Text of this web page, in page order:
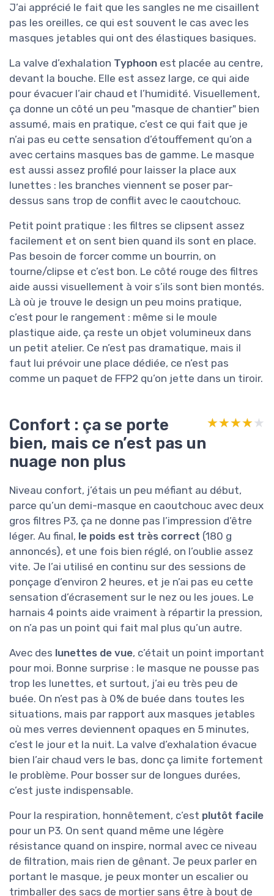
J’ai apprécié le fait que les sangles ne me cisaillent
pas les oreilles, ce qui est souvent le cas avec les
masques jetables qui ont des élastiques basiques.
La valve d’exhalation Typhoon est placée au centre,
devant la bouche. Elle est assez large, ce qui aide
pour évacuer l’air chaud et l’humidité. Visuellement,
ça donne un côté un peu "masque de chantier" bien
assumé, mais en pratique, c’est ce qui fait que je
n’ai pas eu cette sensation d’étouffement qu’on a
avec certains masques bas de gamme. Le masque
est aussi assez profilé pour laisser la place aux
lunettes : les branches viennent se poser par-
dessus sans trop de conflit avec le caoutchouc.
Petit point pratique : les filtres se clipsent assez
facilement et on sent bien quand ils sont en place.
Pas besoin de forcer comme un bourrin, on
tourne/clipse et c’est bon. Le côté rouge des filtres
aide aussi visuellement à voir s’ils sont bien montés.
Là où je trouve le design un peu moins pratique,
c’est pour le rangement : même si le moule
plastique aide, ça reste un objet volumineux dans
un petit atelier. Ce n’est pas dramatique, mais il
faut lui prévoir une place dédiée, ce n’est pas
comme un paquet de FFP2 qu’on jette dans un tiroir.
Confort : ça se porte
bien, mais ce n’est pas un
nuage non plus
★★★★★
★★★★★
Niveau confort, j’étais un peu méfiant au début,
parce qu’un demi-masque en caoutchouc avec deux
gros filtres P3, ça ne donne pas l’impression d’être
léger. Au final, le poids est très correct (180 g
annoncés), et une fois bien réglé, on l’oublie assez
vite. Je l’ai utilisé en continu sur des sessions de
ponçage d’environ 2 heures, et je n’ai pas eu cette
sensation d’écrasement sur le nez ou les joues. Le
harnais 4 points aide vraiment à répartir la pression,
on n’a pas un point qui fait mal plus qu’un autre.
Avec des lunettes de vue, c’était un point important
pour moi. Bonne surprise : le masque ne pousse pas
trop les lunettes, et surtout, j’ai eu très peu de
buée. On n’est pas à 0% de buée dans toutes les
situations, mais par rapport aux masques jetables
où mes verres deviennent opaques en 5 minutes,
c’est le jour et la nuit. La valve d’exhalation évacue
bien l’air chaud vers le bas, donc ça limite fortement
le problème. Pour bosser sur de longues durées,
c’est juste indispensable.
Pour la respiration, honnêtement, c’est plutôt facile
pour un P3. On sent quand même une légère
résistance quand on inspire, normal avec ce niveau
de filtration, mais rien de gênant. Je peux parler en
portant le masque, je peux monter un escalier ou
trimballer des sacs de mortier sans être à bout de